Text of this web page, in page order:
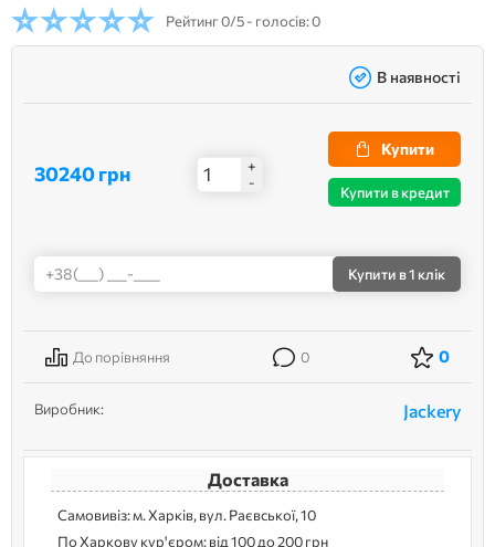
Рейтинг0/5 - голосів: 0
В наявності
30240 грн
+
-
Купити
Купити в кредит
Купити в 1 клік
До порівняння 0 0
Виробник: Jackery
Доставка
Самовивіз: м. Харків, вул. Раєвської, 10
По Харкову кур'єром: від 100 до 200 грн